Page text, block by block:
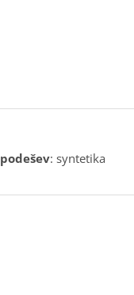
podešev: syntetika